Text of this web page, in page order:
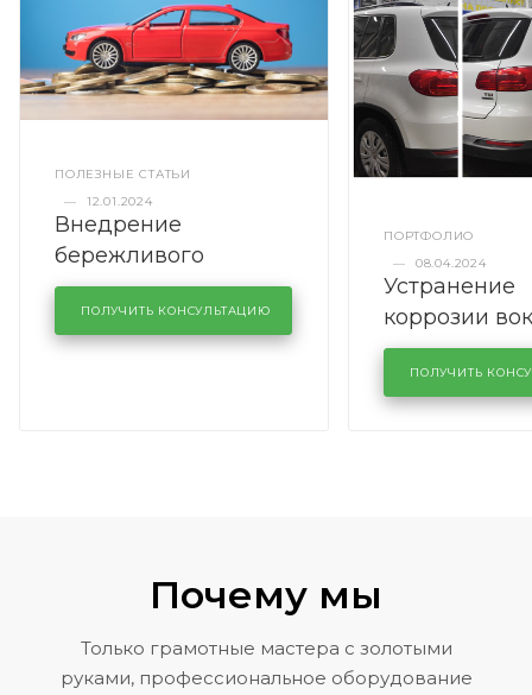
ПОЛЕЗНЫЕ СТАТЬИ
—
12.01.2024
Внедрение
бережливого
производства в
кузовном сервисе
KUTUZOVV
ПОЛУЧИТЬ КОНСУЛЬТАЦИЮ
ПОРТФОЛИО
—
08.04.2024
Устранение
коррозии
лобового
районе
Volkswagen
ПОЛУЧИТЬ
Почему мы
Только грамотные мастера с золотыми
руками, профессиональное оборудование